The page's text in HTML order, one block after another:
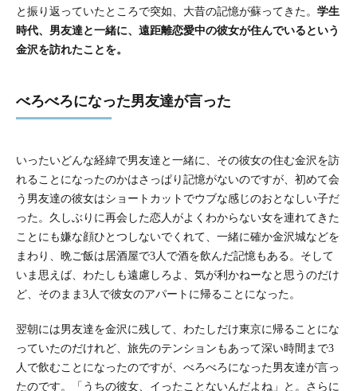
と振り返っていたところで突如、大昔の記憶が蘇ってきた。 学生
時代、男友達と一緒に、遠距離恋愛中の彼女が住んでいるという
金沢を訪れたことを。
べろべろになった男友達が言った
いったいどんな経緯で男友達と一緒に、その彼女の住む金沢を訪
れることになったのかはさっぱり記憶がないのですが、初めて会
う男友達の彼女はショートカットでウブな感じのおとなしい子だ
った。久しぶりに再会した恋人がよくわからない女を連れてきた
ことにも嫌な顔ひとつしないでくれて、一緒に確か金沢城などを
まわり、晩ご飯は居酒屋で3人で酒を飲んだ記憶もある。そして
いま思えば、わたしも遠慮しろよ、気が利かねーなと思うのだけ
ど、そのまま3人で彼女のアパートに帰ることになった。
翌朝には男友達を金沢に残して、わたしだけ東京に帰ることにな
っていたのだけれど、旅先のテンションもあって深い時間まで3
人で飲むことになったのですが、べろべろになった男友達が言っ
たのです。「うちの彼女、イったことないんだよね」と。さらに